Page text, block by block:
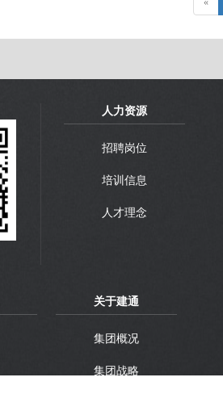
«
人力资源
招聘岗位
培训信息
人才理念
关于建通
集团概况
集团战略